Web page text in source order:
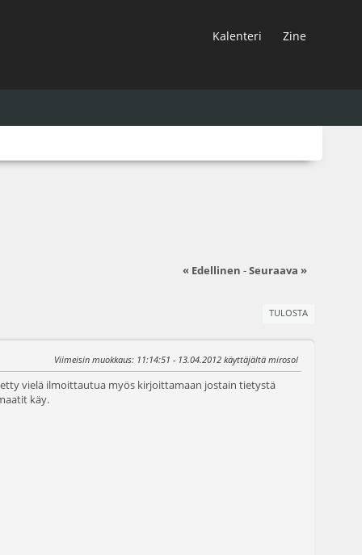
Kalenteri Zine
« Edellinen -Seuraava »
TULOSTA
Viimeisin muokkaus: 11:14:51 - 13.04.2012 käyttäjältä mirosol
vielä ilmoittautua myös kirjoittamaan jostain tietystä
käy.